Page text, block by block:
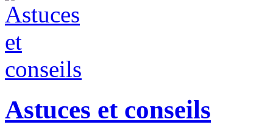
Astuces et conseils